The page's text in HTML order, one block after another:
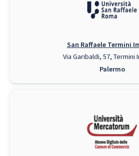
San Raffaele Termini
Via Garibaldi, 57, Termini
Palermo